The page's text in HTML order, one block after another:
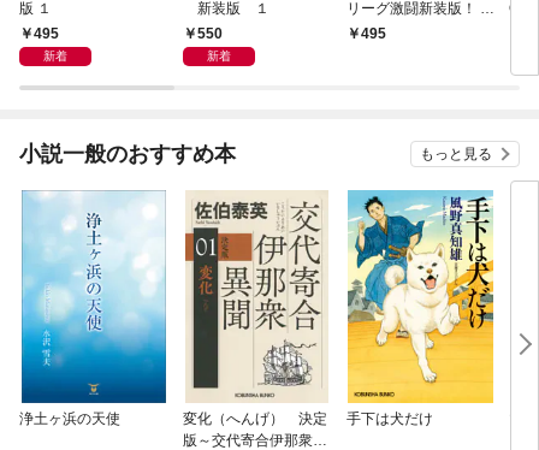
版 １
495
新着
新装版 １
550
新着
リーグ激闘新装版！ 第
１巻495
小説一般のおすすめ本 もっと見る
浄土ヶ浜の天使
変化（へんげ） 決定
版～交代寄合伊那衆異
手下は犬だけ